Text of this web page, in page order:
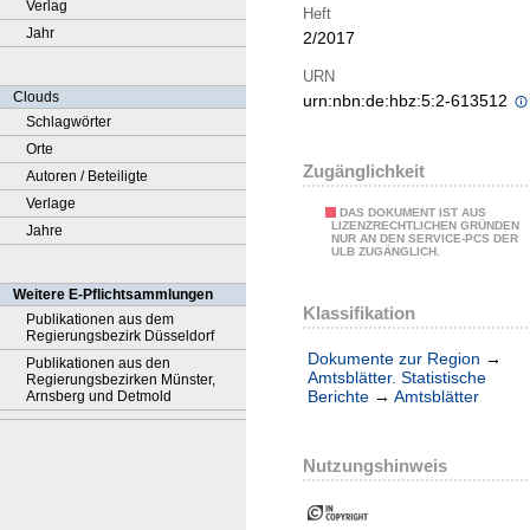
Verlag
Jahr
Clouds
Schlagwörter
Orte
Autoren / Beteiligte
Verlage
Jahre
Weitere E-Pflichtsammlungen
Publikationen aus dem
Regierungsbezirk Düsseldorf
Publikationen aus den
Regierungsbezirken Münster,
Arnsberg und Detmold
Heft
2/2017
URN
urn:nbn:de:hbz:5:2-613512
Zugänglichkeit
DAS DOKUMENT IST AUS
LIZENZRECHTLICHEN GRÜNDEN
NUR AN DEN SERVICE-PCS DER
ULB ZUGÄNGLICH.
Klassifikation
Dokumente zur Region →
Amtsblätter. Statistische
Berichte → Amtsblätter
Nutzungshinweis